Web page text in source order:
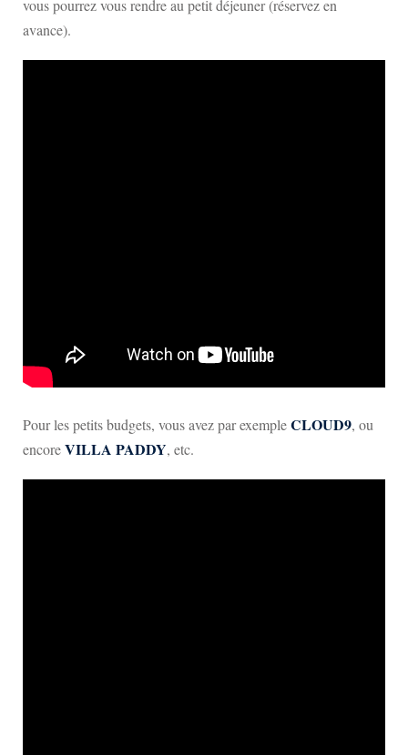
vous pourrez vous rendre au petit déjeuner (réservez en
avance).
Pour les petits budgets, vous avez par exempleCLOUD9, ou
encoreVILLA PADDY, etc.